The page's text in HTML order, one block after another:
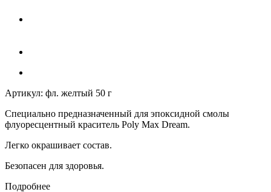
Артикул: фл. желтый 50 г
Специально предназначенный для эпоксидной смолы
флуоресцентный краситель Poly Max Dream.
Легко окрашивает состав.
Безопасен для здоровья.
Подробнее